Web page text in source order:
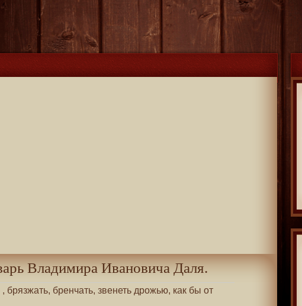
Владимира Ивановича Даля.
, брязжать, бренчать, звенеть дрожью, как бы от